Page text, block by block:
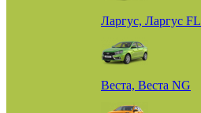
Ларгус, Ларгус FL
Веста, Веста NG